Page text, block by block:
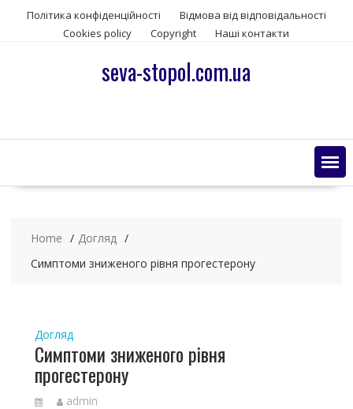
e
Політика конфіденційності
Відмова від відповідальності
Сookies policy
Copyright Наші контакти
seva-stopol.com.ua
Home
Догляд
Симптоми зниженого рівня прогестерону
Догляд
Симптоми зниженого рівня
прогестерону
admin